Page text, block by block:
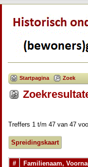
Startpagina Zoek
Treffers 1 t/m 47 van 47
Spreidingskaart
# Familienaam,